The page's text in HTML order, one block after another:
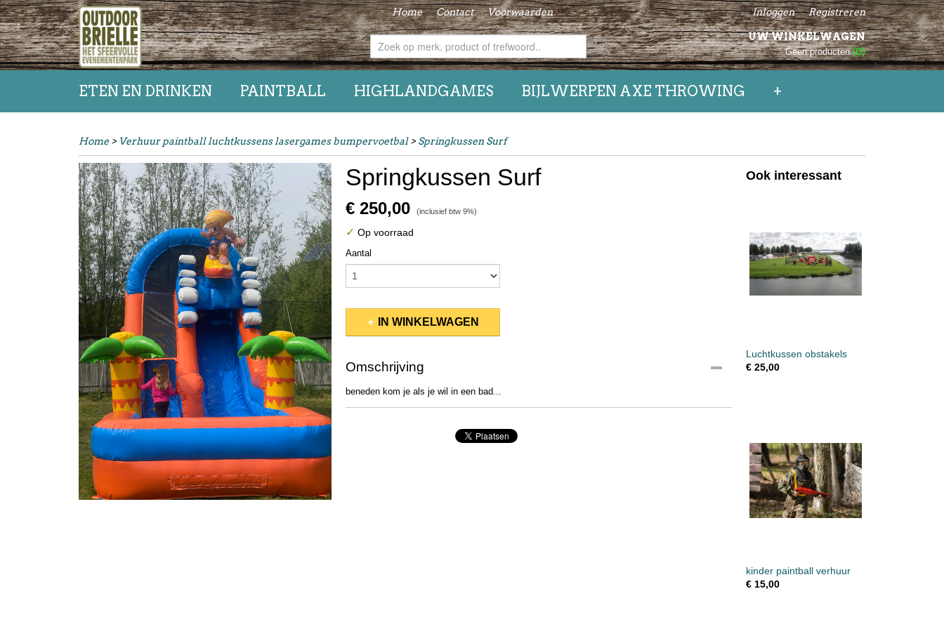
Home Contact Voorwaarden Inloggen Registreren
UW WINKELWAGEN
Geen producten(0)
ETEN EN DRINKEN PAINTBALL HIGHLANDGAMES BIJLWERPEN AXE THROWING +
Home > Verhuur paintball luchtkussens lasergames bumpervoetbal> Springkussen Surf
Springkussen Surf
€ 250,00 (inclusief btw 9%)
✓ Op voorraad
Aantal
IN WINKELWAGEN
Omschrijving
beneden kom je als je wil in een bad...
Ook interessant
Luchtkussen obstakels
€ 25,00
kinder paintball verhuur
€ 15,00